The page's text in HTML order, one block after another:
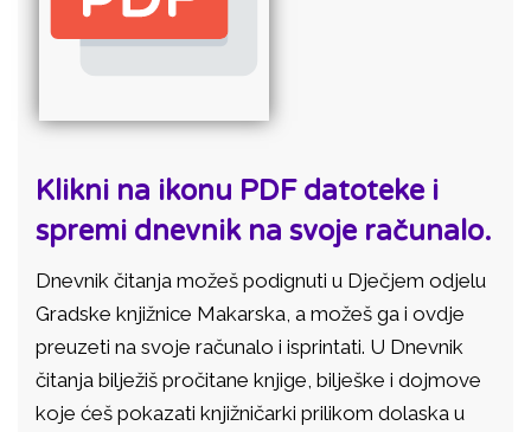
Klikni na ikonu PDF datoteke i
spremi dnevnik na svoje računalo.
Dnevnik čitanja možeš podignuti u Dječjem odjelu
Gradske knjižnice Makarska, a možeš ga i ovdje
preuzeti na svoje računalo i isprintati. U Dnevnik
čitanja bilježiš pročitane knjige, bilješke i dojmove
koje ćeš pokazati knjižničarki prilikom dolaska u